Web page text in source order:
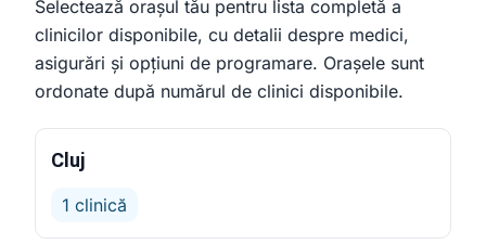
Selectează orașul tău pentru lista completă a
clinicilor disponibile, cu detalii despre medici,
asigurări și opțiuni de programare. Orașele sunt
ordonate după numărul de clinici disponibile.
Cluj
1 clinică